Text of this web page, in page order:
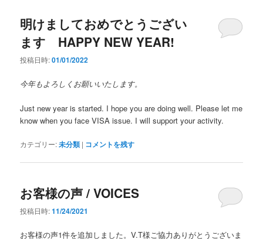
明けましておめでとうござい
ます HAPPY NEW YEAR!
投稿日時:01/01/2022
今年もよろしくお願いいたします。
Just new year is started. I hope you are doing well. Please let me
know when you face VISA issue. I will support your activity.
カテゴリー:未分類 | コメントを残す
お客様の声 / VOICES
投稿日時:11/24/2021
お客様の声1件を追加しました。V.T様ご協力ありがとうございま